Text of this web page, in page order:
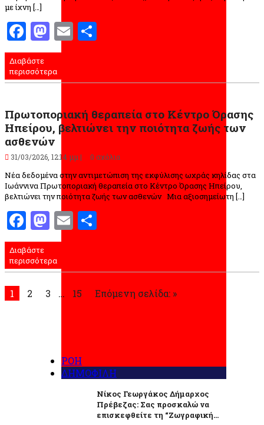
με ίχνη […]
Facebook
Mastodon
Email
Διαβάστε
περισσότερα
Πρωτοποριακή θεραπεία στο Κέντρο Όρασης
Ηπείρου, βελτιώνει την ποιότητα ζωής των
ασθενών
31/03/2026, 12:14 μμ | 0 σχόλια
Νέα δεδομένα στην αντιμετώπιση της εκφύλισης ωχράς κηλίδας στα
Ιωάννινα Πρωτοποριακή θεραπεία στο Κέντρο Όρασης Ηπείρου,
βελτιώνει την ποιότητα ζωής των ασθενών Μια αξιοσημείωτη […]
Facebook
Mastodon
Email
Διαβάστε
περισσότερα
1 2 3 … 15 Επόμενη σελίδα: »
ΡΟΗ
ΔΗΜΟΦΙΛΗ
Νίκος Γεωργάκος Δήμαρχος
Πρέβεζας: Σας προσκαλώ να
επισκεφθείτε τη “Ζωγραφική...